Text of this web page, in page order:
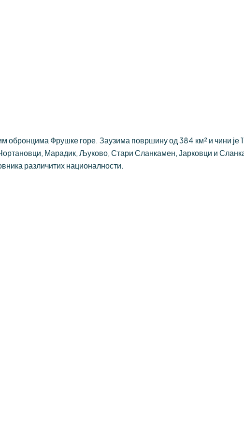
Фрушке горе. Заузима површину од 384 км² и чини је
Марадик, Љуково, Стари Сланкамен, Јарковци и
различитих националности.